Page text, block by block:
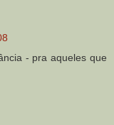
- pra aqueles que